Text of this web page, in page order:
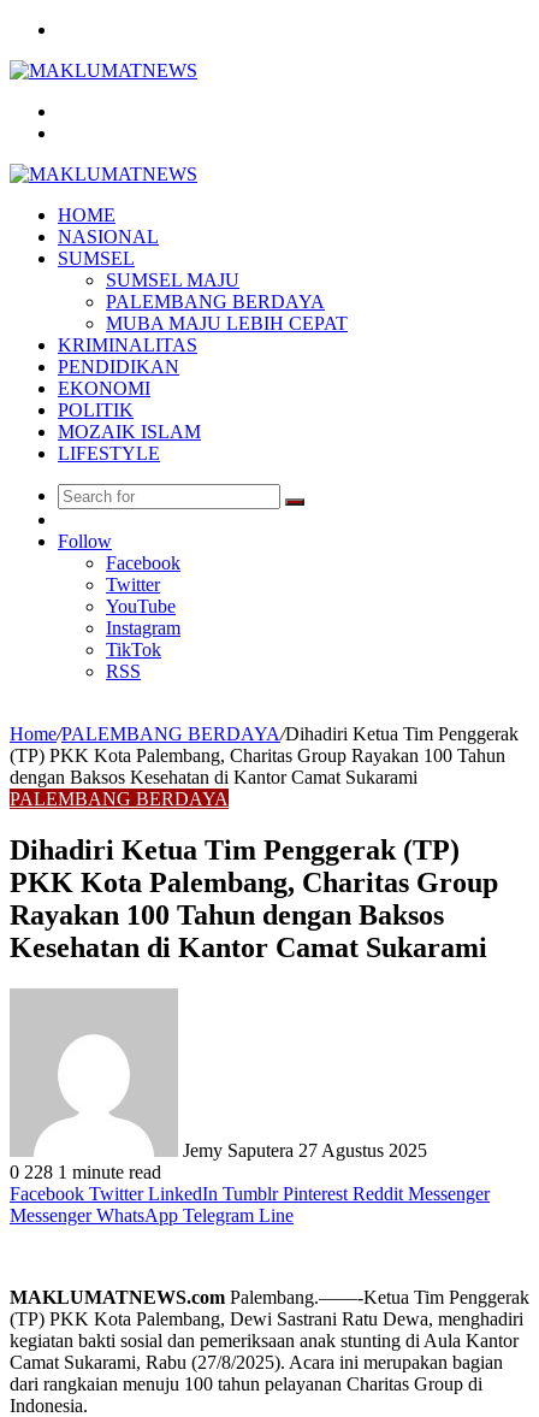
HOME
NASIONAL
SUMSEL
SUMSEL MAJU
PALEMBANG BERDAYA
MUBA MAJU LEBIH CEPAT
KRIMINALITAS
PENDIDIKAN
EKONOMI
POLITIK
MOZAIK ISLAM
LIFESTYLE
Search
Article
Follow
Facebook
Twitter
YouTube
Instagram
TikTok
RSS
Home/PALEMBANG BERDAYA/Dihadiri Ketua Tim Penggerak
(TP) PKK Kota Palembang, Charitas Group Rayakan 100 Tahun
dengan Baksos Kesehatan di Kantor Camat Sukarami
PALEMBANG BERDAYA
Dihadiri Ketua Tim Penggerak (TP)
PKK Kota Palembang, Charitas Group
Rayakan 100 Tahun dengan Baksos
Kesehatan di Kantor Camat Sukarami
Jemy Saputera 27 Agustus 2025
0 228 1 minute read
Facebook Twitter LinkedIn Tumblr Pinterest Reddit Messenger
Messenger WhatsApp Telegram Line
MAKLUMATNEWS.com Palembang.——-Ketua Tim Penggerak
(TP) PKK Kota Palembang, Dewi Sastrani Ratu Dewa, menghadiri
kegiatan bakti sosial dan pemeriksaan anak stunting di Aula Kantor
Camat Sukarami, Rabu (27/8/2025). Acara ini merupakan bagian
dari rangkaian menuju 100 tahun pelayanan Charitas Group di
Indonesia.